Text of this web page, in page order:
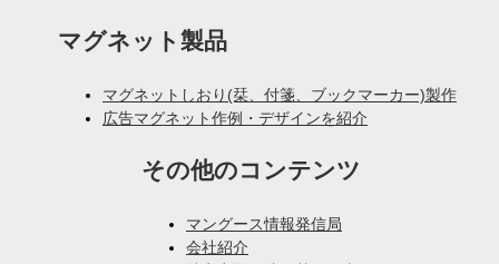
マグネット製品
マグネットしおり(栞、付箋、ブックマーカー)製作
広告マグネット作例・デザインを紹介
その他のコンテンツ
マングース情報発信局
会社紹介